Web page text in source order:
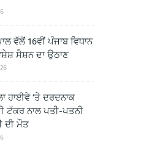
ਵੱਲੋਂ 16ਵੀਂ ਪੰਜਾਬ ਵਿਧਾਨ
ਸੈਸ਼ਨ ਦਾ ਉਠਾਣ
ਹਾਈਵੇ ‘ਤੇ ਦਰਦਨਾਕ
ਟੱਕਰ ਨਾਲ ਪਤੀ-ਪਤਨੀ
ਦੀ ਮੌਤ